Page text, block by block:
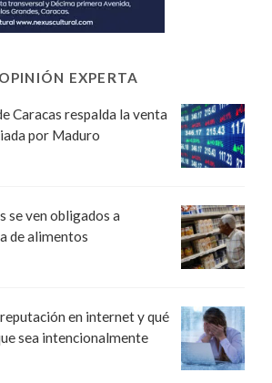
OPINIÓN EXPERTA
Caracas respalda la venta
por Maduro
se ven obligados a
de alimentos
en internet y qué
sea intencionalmente